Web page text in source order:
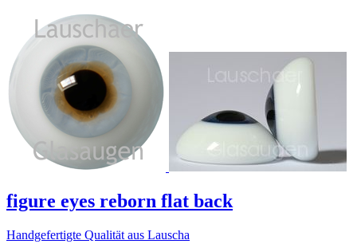
figure eyes reborn flat back
Handgefertigte Qualität aus Lauscha